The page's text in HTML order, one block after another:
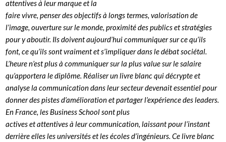
attentives à leur marque et la
faire vivre, penser des objectifs à longs termes, valorisation de
l’image, ouverture sur le monde, proximité des publics et stratégies
pour y aboutir. Ils doivent aujourd’hui communiquer sur ce qu’ils
font, ce qu’ils sont vraiment et s’impliquer dans le débat sociétal.
L’heure n’est plus à communiquer sur la plus value sur le salaire
qu’apportera le diplôme. Réaliser un livre blanc qui décrypte et
analyse la communication dans leur secteur devenait essentiel pour
donner des pistes d’amélioration et partager l’expérience des leaders.
En France, les Business School sont plus
actives et attentives à leur communication, laissant pour l’instant
derrière elles les universités et les écoles d’ingénieurs. Ce livre blanc